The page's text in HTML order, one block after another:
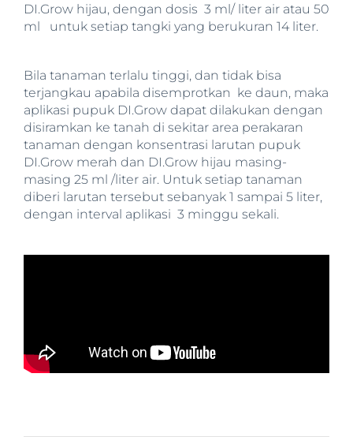
DI.Grow hijau, dengan dosis 3 ml/ liter air atau 50
ml untuk setiap tangki yang berukuran 14 liter.
Bila tanaman terlalu tinggi, dan tidak bisa
terjangkau apabila disemprotkan ke daun, maka
aplikasi pupuk DI.Grow dapat dilakukan dengan
disiramkan ke tanah di sekitar area perakaran
tanaman dengan konsentrasi larutan pupuk
DI.Grow merah dan DI.Grow hijau masing-
masing 25 ml /liter air. Untuk setiap tanaman
diberi larutan tersebut sebanyak 1 sampai 5 liter,
dengan interval aplikasi 3 minggu sekali.